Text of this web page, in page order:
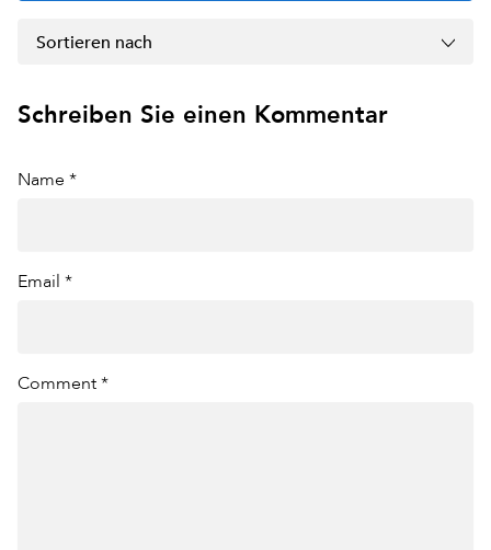
Sortieren nach
Schreiben Sie einen Kommentar
Name *
Email *
Comment *